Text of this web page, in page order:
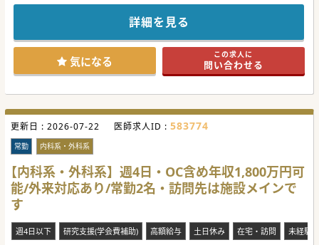
ております。
■主治医制のためオンコール待機が必須となりますが、開業
をお考えの先生は訪問診療未経験から必要な経験を積むこと
ができます。
■判断力がある先生を求めており、グループ法人全体で卒後
15年前後の消化器外科等の外科系の先生が多く在籍しており
■訪問診療先は施設9割、居宅1割です。訪問先へは看護師が
同行します。
■主治医制のため平日のオンコール待機は必須となります。
週末は常勤医師で輪番制です。
■日中の訪問が充実させており、夜間の呼び出し頻度は平均
5件/月程度。予定があるときは他医師にお願いも可能です。
【医療機関情報】
■関東を中心に24以上の医療法人、67以上のクリニックを運
営している大型組織に属する訪問診療クリニックです。
■通勤時や訪問診療時に使用していただける車を1台貸与し
■「病院で入院患者様の退院後も関わりたい」、「病院での
経験を活かした勤務をしたい」という先生にお勧めです。
詳細を見る
気になる この求人に
問い合わせる
更新日 : 2026-07-22 医師求人ID : 583774
常勤 内科系・外科系
【内科系・外科系】週4日・OC含め年収1,800万円可
能/外来対応あり/常勤2名・訪問先は施設メインで
す
週4日以下 研究支援(学会費補助) 高額給与 土日休み 在宅・訪問 未経験